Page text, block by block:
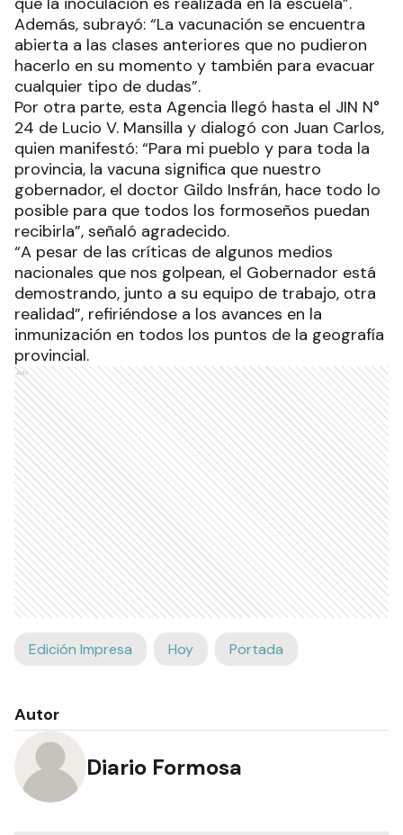
Además, subrayó: “La vacunación se encuentra
abierta a las clases anteriores que no pudieron
hacerlo en su momento y también para evacuar
cualquier tipo de dudas”.
Por otra parte, esta Agencia llegó hasta el JIN N°
24 de Lucio V. Mansilla y dialogó con Juan Carlos,
quien manifestó: “Para mi pueblo y para toda la
provincia, la vacuna significa que nuestro
gobernador, el doctor Gildo Insfrán, hace todo lo
posible para que todos los formoseños puedan
recibirla”, señaló agradecido.
“A pesar de las críticas de algunos medios
nacionales que nos golpean, el Gobernador está
demostrando, junto a su equipo de trabajo, otra
realidad”, refiriéndose a los avances en la
inmunización en todos los puntos de la geografía
provincial.
Ads
Edición Impresa Hoy Portada
Autor
Diario Formosa